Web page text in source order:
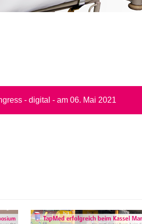
- digital - am 06. Mai 2021